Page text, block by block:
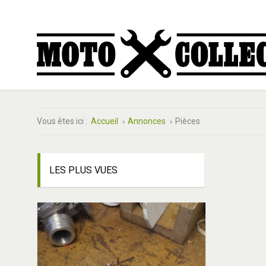
Vous êtes ici : Accueil Annonces Pièces
LES PLUS VUES